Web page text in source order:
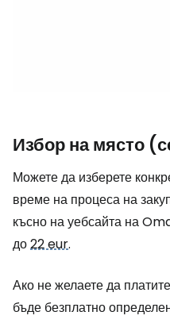
Избор на място
Можете да изберете
време на процеса на
късно на уебсайта на
до22 eur.
Ако не желаете да
бъде безплатно